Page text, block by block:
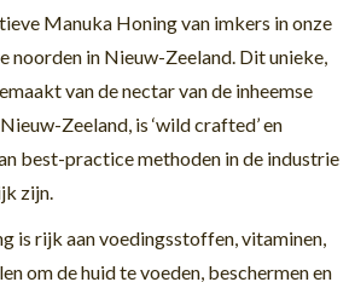
Manuka Honing van imkers in onze
noorden in Nieuw-Zeeland. Dit unieke,
van de nectar van de inheemse
Zeeland, is ‘wild crafted’ en
best-practice methoden in de industrie
zijn.
is rijk aan voedingsstoffen, vitaminen,
om de huid te voeden, beschermen en